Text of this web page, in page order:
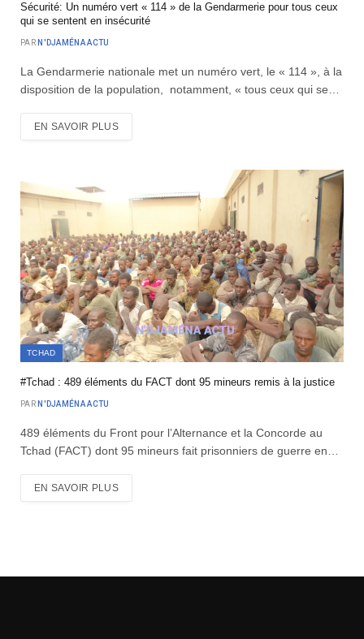
Sécurité: Un numéro vert « 114 » de la Gendarmerie pour tous ceux
qui se sentent en insécurité
PAR N'DJAMÉNA ACTU
La Gendarmerie nationale met un numéro vert, le « 114 », à la
disposition de la population, notamment, « tous ceux qui se…
EN SAVOIR PLUS
TCHAD
#Tchad : 489 éléments du FACT dont 95 mineurs remis à la justice
PAR N'DJAMÉNA ACTU
489 éléments du Front pour l’Alternance et la Concorde au
Tchad (FACT) dont 95 mineurs fait prisonniers de guerre en…
EN SAVOIR PLUS